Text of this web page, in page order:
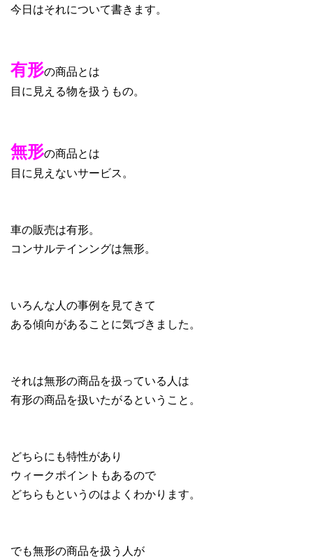
今日はそれについて書きます。
有形の商品とは
目に見える物を扱うもの。
無形の商品とは
目に見えないサービス。
車の販売は有形。
コンサルテインングは無形。
いろんな人の事例を見てきて
ある傾向があることに気づきました。
それは無形の商品を扱っている人は
有形の商品を扱いたがるということ。
どちらにも特性があり
ウィークポイントもあるので
どちらもというのはよくわかります。
でも無形の商品を扱う人が